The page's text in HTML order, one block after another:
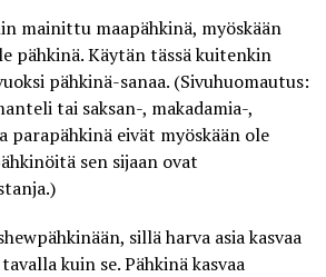
mainittu maapähkinä, myöskään
pähkinä. Käytän tässä kuitenkin
pähkinä-sanaa. (Sivuhuomautus:
tai saksan-, makadamia-,
parapähkinä eivät myöskään ole
sen sijaan ovat
sillä harva asia kasvaa
kuin se. Pähkinä kasvaa